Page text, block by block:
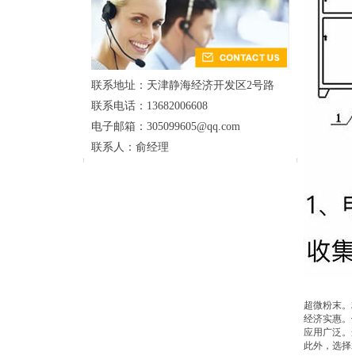
联系地址：天津静海经济开发区2号路
联系电话：13682006608
电子邮箱：305099605@qq.com
联系人：俞经理
超微粉末
经济实惠
应用广泛
此外，选